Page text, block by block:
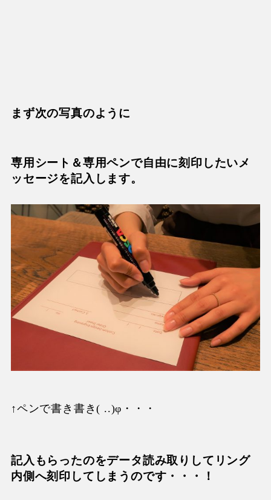
まず次の写真のように
専用シート＆専用ペンで自由に刻印したいメ
ッセージを記入します。
↑ペンで書き書き( ..)φ ・・・
記入もらったのをデータ読み取りしてリング
内側へ刻印してしまうのです・・・！